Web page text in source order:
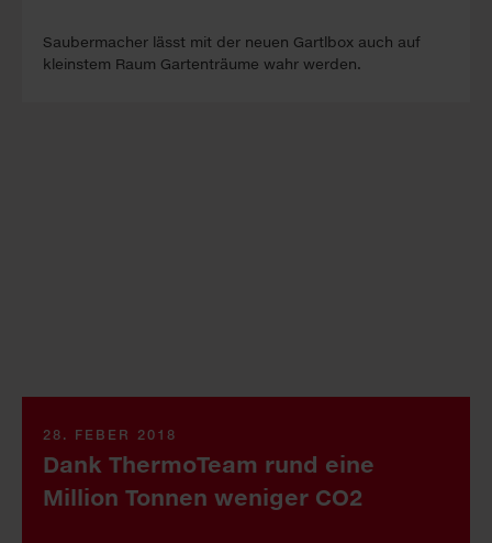
Saubermacher lässt mit der neuen Gartlbox auch auf
kleinstem Raum Gartenträume wahr werden.
28. FEBER 2018
Dank ThermoTeam rund eine
Million Tonnen weniger CO2